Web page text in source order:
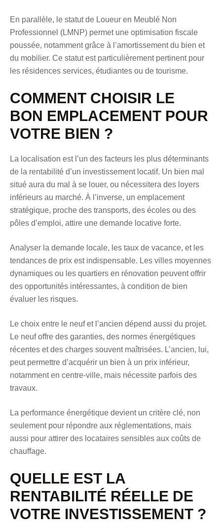
En parallèle, le statut de Loueur en Meublé Non
Professionnel (LMNP) permet une optimisation fiscale
poussée, notamment grâce à l’amortissement du bien et
du mobilier. Ce statut est particulièrement pertinent pour
les résidences services, étudiantes ou de tourisme.
COMMENT CHOISIR LE
BON EMPLACEMENT POUR
VOTRE BIEN ?
La localisation est l’un des facteurs les plus déterminants
de la rentabilité d’un investissement locatif. Un bien mal
situé aura du mal à se louer, ou nécessitera des loyers
inférieurs au marché. À l’inverse, un emplacement
stratégique, proche des transports, des écoles ou des
pôles d’emploi, attire une demande locative forte.
Analyser la demande locale, les taux de vacance, et les
tendances de prix est indispensable. Les villes moyennes
dynamiques ou les quartiers en rénovation peuvent offrir
des opportunités intéressantes, à condition de bien
évaluer les risques.
Le choix entre le neuf et l’ancien dépend aussi du projet.
Le neuf offre des garanties, des normes énergétiques
récentes et des charges souvent maîtrisées. L’ancien, lui,
peut permettre d’acquérir un bien à un prix inférieur,
notamment en centre-ville, mais nécessite parfois des
travaux.
La performance énergétique devient un critère clé, non
seulement pour répondre aux réglementations, mais
aussi pour attirer des locataires sensibles aux coûts de
chauffage.
QUELLE EST LA
RENTABILITÉ RÉELLE DE
VOTRE INVESTISSEMENT ?